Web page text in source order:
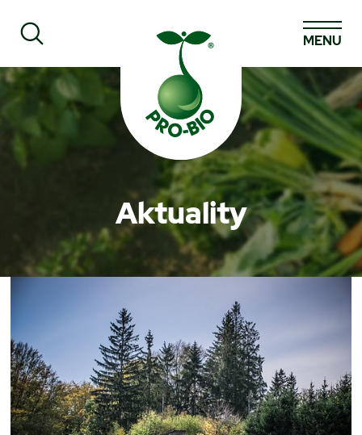
Prohledat PRO-BIO
MENU
Aktuality